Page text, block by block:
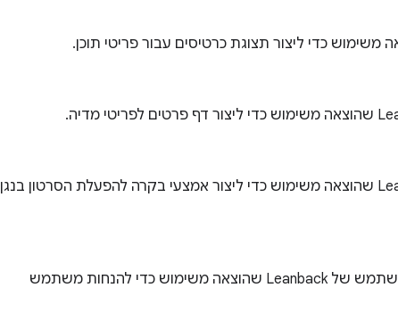
אפשר להשתמש בערכת הכלים Leanback UI שהוצאה משימוש כדי ליצור אמצעי בקרה להפעלת הסרטון בנגן
להשתמש בערכת הכלים לבניית ממשק משתמש של Leanback שהוצאה משימוש כדי להנחות משתמש